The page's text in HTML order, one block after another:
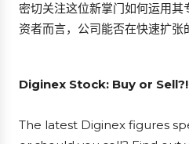
密切关注这位新掌门如何运用
资者而言，公司能否在快速扩张
Diginex Stock: Buy or
The latest Diginex figures